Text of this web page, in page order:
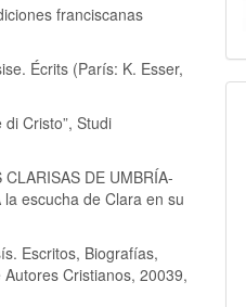
franciscanas
Écrits (París: K. Esser,
Cristo”, Studi
DE UMBRÍA-
escucha de Clara en su
Escritos, Biografías,
Cristianos, 20039,